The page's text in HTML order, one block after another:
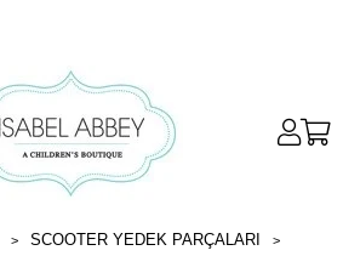
SCOOTER YEDEK PARÇALARI